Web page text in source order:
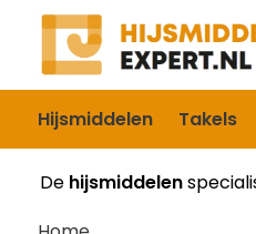
Hijsmiddelen Takels
De hijsmiddelen